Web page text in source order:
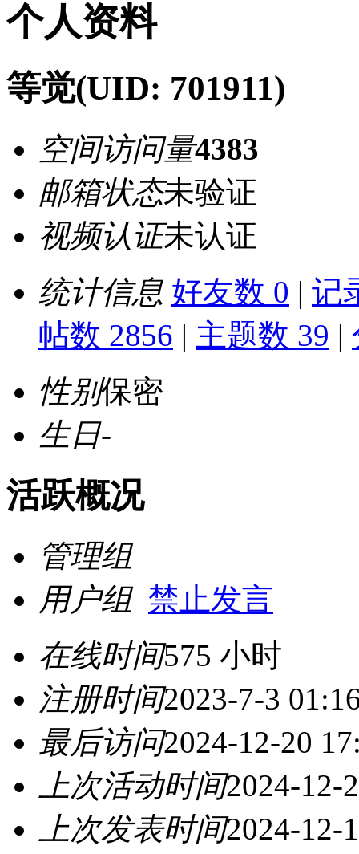
个人资料
等觉(UID: 701911)
空间访问量4383
邮箱状态未验证
视频认证未认证
统计信息 好友数 0 | 记
帖数 2856 | 主题数 39 |
性别保密
生日-
活跃概况
管理组
用户组 禁止发言
在线时间575 小时
注册时间2023-7-3
最后访问2024-12-20
上次活动时间2024-12-
上次发表时间2024-12-